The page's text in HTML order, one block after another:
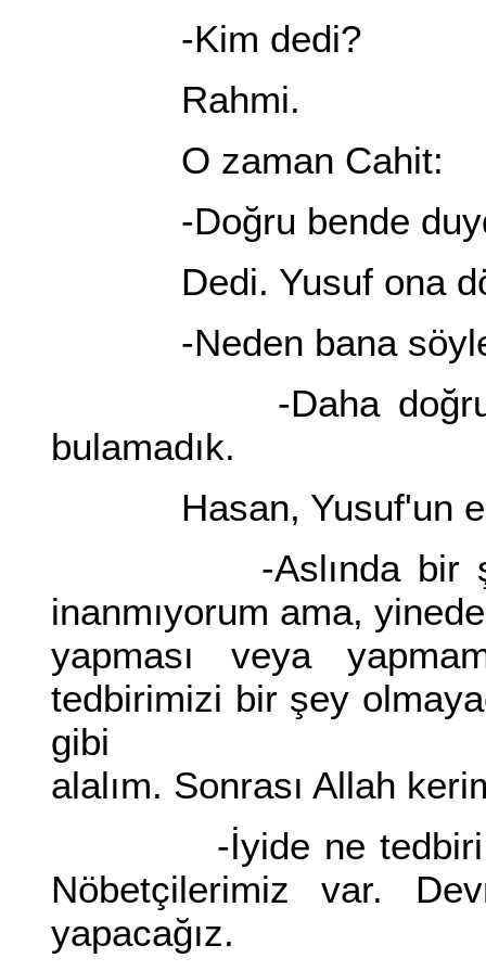
-Kim dedi?
Rahmi.
O zaman Cahit:
-Doğru bende
Dedi. Yusuf ona
-Neden bana
-Daha doğru
bulamadık.
Hasan, Yusuf'un
-Aslında bir şey
inanmıyorum ama,
yapması veya
tedbirimizi bir şey
gibi
alalım. Sonrası Allah
-İyide ne tedbiri
Nöbetçilerimiz var.
yapacağız.